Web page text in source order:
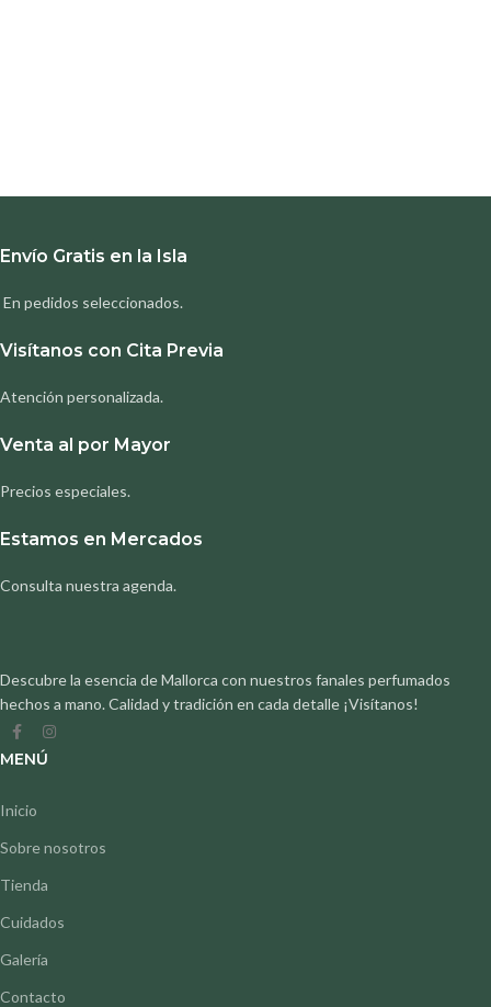
Envío Gratis en la Isla
En pedidos seleccionados.
Visítanos con Cita Previa
Atención personalizada.
Venta al por Mayor
Precios especiales.
Estamos en Mercados
Consulta nuestra agenda.
Descubre la esencia de Mallorca con nuestros fanales perfumados
hechos a mano. Calidad y tradición en cada detalle ¡Visítanos!
MENÚ
Inicio
Sobre nosotros
Tienda
Cuidados
Galería
Contacto